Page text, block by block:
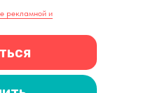
рекламной и